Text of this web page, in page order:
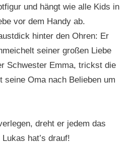
und hängt wie alle Kids in
vor dem Handy ab.
hinter den Ohren: Er
seiner großen Liebe
Schwester Emma, trickst die
seine Oma nach Belieben um
dreht er jedem das
hat’s drauf!